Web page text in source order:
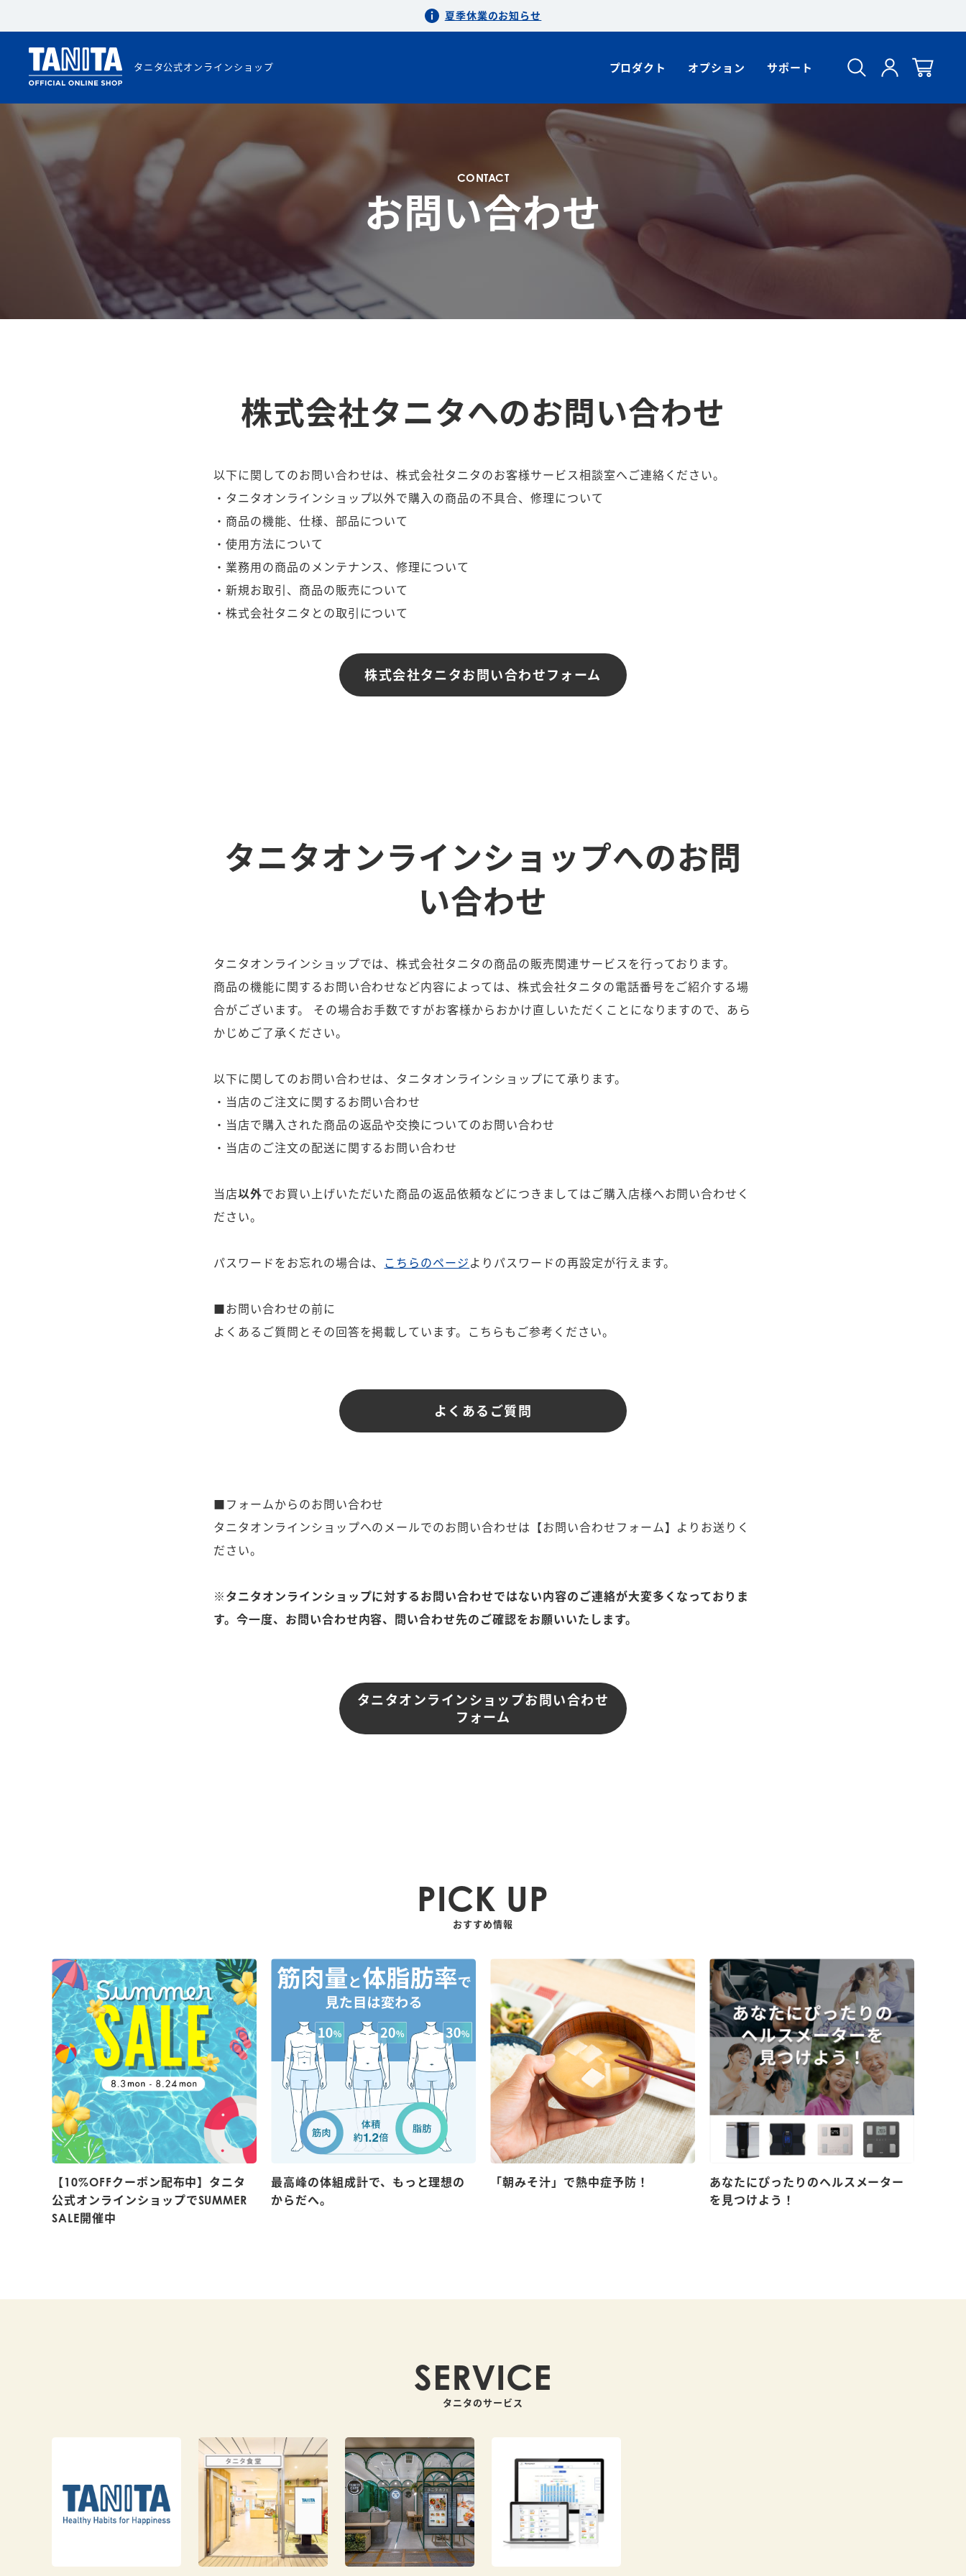
夏季休業のお知らせ
タニタ公式オンラインショップ プロダクト オプション サポート
CONTACT
お問い合わせ
株式会社タニタへのお問い合わせ
以下に関してのお問い合わせは、株式会社タニタのお客様サービス相談室へご連絡ください。
・タニタオンラインショップ以外で購入の商品の不具合、修理について
・商品の機能、仕様、部品について
・使用方法について
・業務用の商品のメンテナンス、修理について
・新規お取引、商品の販売について
・株式会社タニタとの取引について
株式会社タニタお問い合わせフォーム
タニタオンラインショップへのお問
い合わせ
タニタオンラインショップでは、株式会社タニタの商品の販売関連サービスを行っております。
商品の機能に関するお問い合わせなど内容によっては、株式会社タニタの電話番号をご紹介する場
合がございます。
その場合お手数ですがお客様からおかけ直しいただくことになりますので、あら
かじめご了承ください。
以下に関してのお問い合わせは、タニタオンラインショップにて承ります。
・当店のご注文に関するお問い合わせ
・当店で購入された商品の返品や交換についてのお問い合わせ
・当店のご注文の配送に関するお問い合わせ
当店以外でお買い上げいただいた商品の返品依頼などにつきましてはご購入店様へお問い合わせく
ださい。
パスワードをお忘れの場合は、 こちらのページ よりパスワードの再設定が行えます。
■お問い合わせの前に
よくあるご質問とその回答を掲載しています。こちらもご参考ください。
よくあるご質問
■フォームからのお問い合わせ
タニタオンラインショップへのメールでのお問い合わせは【お問い合わせフォーム】よりお送りく
ださい。
※タニタオンラインショップに対するお問い合わせではない内容のご連絡が大変多くなっておりま
す。今一度、お問い合わせ内容、問い合わせ先のご確認をお願いいたします。
タニタオンラインショップお問い合わせ
フォーム
PICK UP
おすすめ情報
【10%OFFクーポン配布中】タニタ
公式オンラインショップでSUMMER
SALE開催中
最高峰の体組成計で、もっと理想の
からだへ。
「朝みそ汁」で熱中症予防！
あなたにぴったりのヘルスメーター
を見つけよう！
SERVICE
タニタのサービス